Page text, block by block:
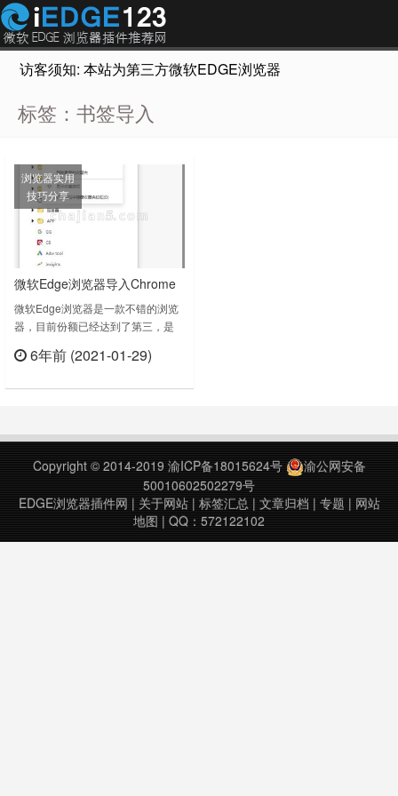
访客须知: 本站为第三方微软EDGE浏览器插件推荐网站，
标签：书签导入
浏览器实用
技巧分享
微软Edge浏览器导入Chrome
记录、扩展、书签方法教程
微软Edge浏览器是一款不错的浏览
器，目前份额已经达到了第三，是
览器了，终于放下了IE…… 如果你
edge，即可一键同步！不是导入，
目录。点击右上角的星星图标选择导
6年前 (2021-01-29)
Copyright © 2014-2019 渝ICP备18015624号
渝公网安备
50010602502279号
EDGE浏览器插件网 | 关于网站| 标签汇总| 文章归档 | 专题 | 网站
地图 | QQ：572122102